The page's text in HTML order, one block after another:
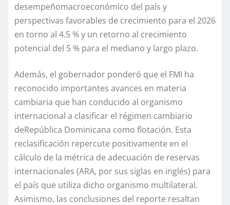
desempeñomacroeconómico del país y
perspectivas favorables de crecimiento para el 2026
en torno al 4.5 %y un retorno al crecimiento
potencial del 5 % para el mediano y largo plazo.
Además, el gobernador ponderó que el FMI ha
reconocido importantes avances en materia
cambiaria que han conducido al organismo
internacional a clasificar el régimen cambiario
deRepública Dominicana como flotación. Esta
reclasificación repercute positivamente en el
cálculo de la métrica de adecuación de reservas
internacionales (ARA, por sus siglas en inglés) para
el país que utiliza dicho organismo multilateral.
Asimismo, las conclusiones del reporte resaltan